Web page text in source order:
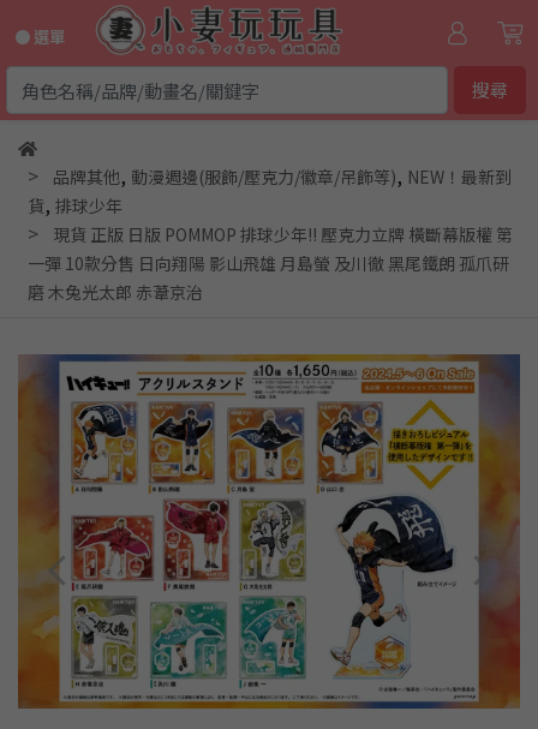
● 選單
搜尋
品牌其他, 動漫週邊(服飾/壓克力/徽章/吊飾等), NEW！最新到
貨, 排球少年
現貨 正版 日版 POMMOP 排球少年!! 壓克力立牌 橫斷幕版權 第
一彈 10款分售 日向翔陽 影山飛雄 月島螢 及川徹 黑尾鐵朗 孤爪研
磨 木兔光太郎 赤葦京治